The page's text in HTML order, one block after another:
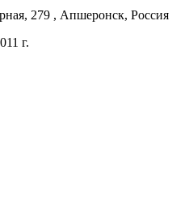
279 , Апшеронск, Россия
г.